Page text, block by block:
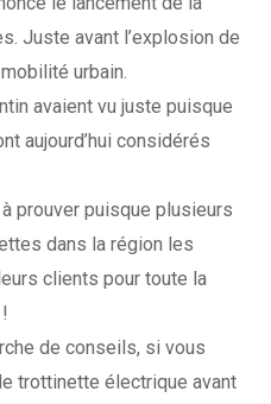
Juste avant l’explosion de
urbain.
avaient vu juste puisque
aujourd’hui considérés
prouver puisque plusieurs
dans la région les
clients pour toute la
de conseils, si vous
trottinette électrique avant